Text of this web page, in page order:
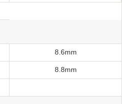
8.6mm
8.8mm